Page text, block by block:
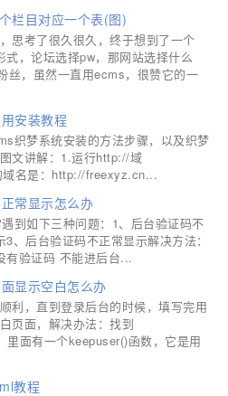
栏目对应一个表(图)
思考了很久很久，终于想到了一个
，论坛选择pw，那网站选择什么
丝，虽然一直用ecms，很赞它的一
安装教程
织梦系统安装的方法步骤，以及织梦
文讲解：1.运行http://域
名是：http://freexyz.cn...
常显示怎么办
到如下三种问题：1、后台验证码不
、后台验证码不正常显示解决方法：
有验证码 不能进后台...
显示空白怎么办
利，直到登录后台的时候，填写完用
页面，解决办法：找到
面有一个keepuser()函数，它是用
教程